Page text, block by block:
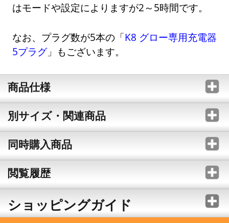
はモードや設定によりますが2～5時間です。
なお、プラグ数が5本の「K8 グロー専用充電器
5プラグ」もございます。
商品仕様
別サイズ・関連商品
同時購入商品
閲覧履歴
ショッピングガイド